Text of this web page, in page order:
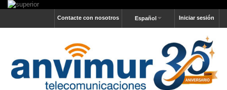
Iniciar sesión
Español
Contacte con nosotros